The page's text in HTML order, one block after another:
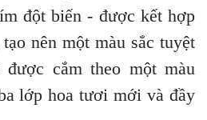
đột biến - được kết hợp
nên một màu sắc tuyệt
cắm theo một màu
lớp hoa tươi mới và đầy